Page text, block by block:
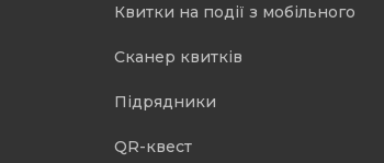
Квитки на події з мобільного
Cканер квитків
Підрядники
QR-квест